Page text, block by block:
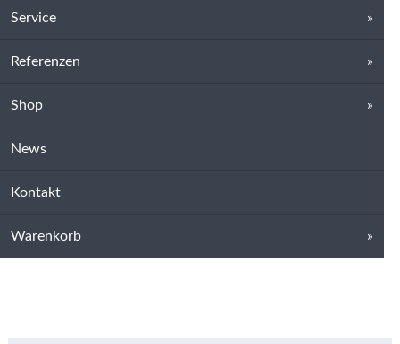
Service
Referenzen
Shop
News
Kontakt
Warenkorb